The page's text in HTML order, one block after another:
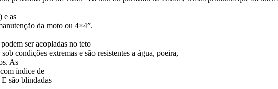
e as
da moto ou 4×4”.
ser acopladas no teto
condições extremas e são resistentes a água, poeira,
As
índice de
são blindadas